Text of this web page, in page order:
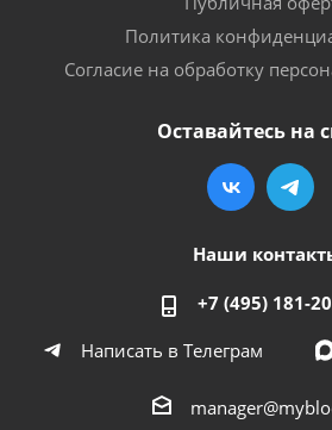
Политика
Согласие на обработку
Оставайтесь на
Наши
+7 (495) 181-
Написать в Телеграм